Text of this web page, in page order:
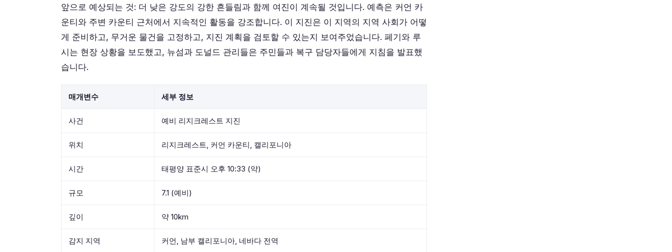
앞으로 예상되는 것: 더 낮은 강도의 강한 흔들림과 함께 여진이 계속될 것입니다. 예측은 커언 카
운티와 주변 카운티 근처에서 지속적인 활동을 강조합니다. 이 지진은 이 지역의 지역 사회가 어떻
게 준비하고, 무거운 물건을 고정하고, 지진 계획을 검토할 수 있는지 보여주었습니다. 페기와 루
시는 현장 상황을 보도했고, 뉴섬과 도널드 관리들은 주민들과 복구 담당자들에게 지침을 발표했
습니다.
매개변수 세부 정보
사건 예비 리지크레스트 지진
위치 리지크레스트, 커언 카운티, 캘리포니아
시간 태평양 표준시 오후 10:33 (약)
규모 7.1 (예비)
깊이 약 10km
감지 지역 커언, 남부 캘리포니아, 네바다 전역